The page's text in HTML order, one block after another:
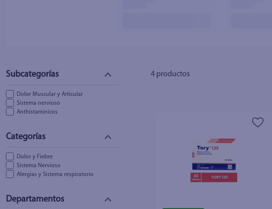
Dolor Muscular y Articular
Sistema nervioso
Anthistaminicos
Dolor y Fiebre
Sistema Nervioso
Alergias y Sistema respiratorio
4 productos